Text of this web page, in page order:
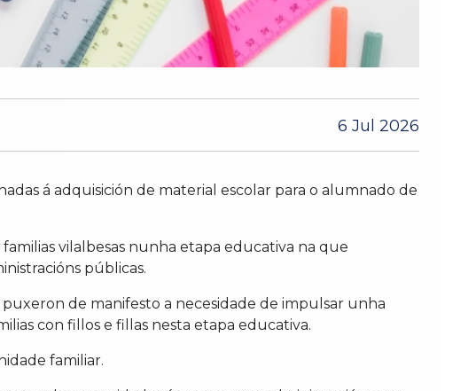
6 Jul 2026
á adquisición de material escolar para o alumnado de
vilalbesas nunha etapa educativa na que
públicas.
de manifesto a necesidade de impulsar unha
con fillos e fillas nesta etapa educativa.
familiar.